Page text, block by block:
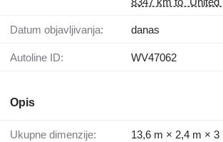
Datum objavljivanja: danas
Autoline ID: WV47062
Opis
Ukupne dimenzije: 13,6 m × 2,4 m × 3